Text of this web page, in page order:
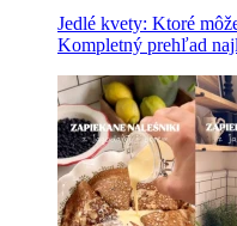
Jedlé kvety: Ktoré
Kompletný prehľad